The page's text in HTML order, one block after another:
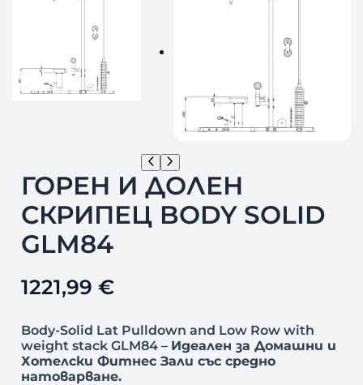
ГОРЕН И ДОЛЕН
СКРИПЕЦ BODY SOLID
GLM84
1221,99 €
Body-Solid Lat Pulldown and Low Row with
weight stack GLM84 – Идеален за Домашни и
Хотелски Фитнес Зали със средно
натоварване.